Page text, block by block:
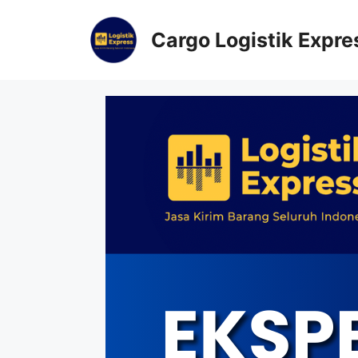
Cargo Logistik